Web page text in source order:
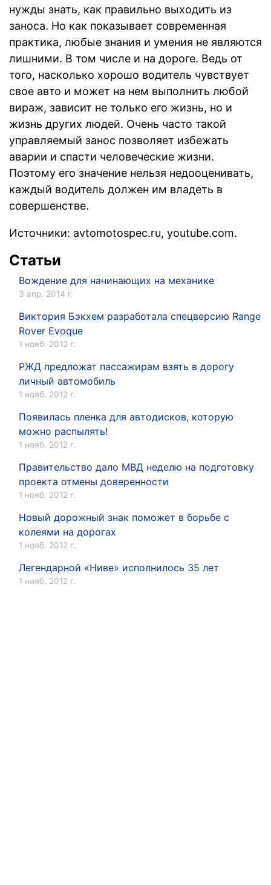
нужды знать, как правильно выходить из
заноса. Но как показывает современная
практика, любые знания и умения не являются
лишними. В том числе и на дороге. Ведь от
того, насколько хорошо водитель чувствует
свое авто и может на нем выполнить любой
вираж, зависит не только его жизнь, но и
жизнь других людей. Очень часто такой
управляемый занос позволяет избежать
аварии и спасти человеческие жизни.
Поэтому его значение нельзя недооценивать,
каждый водитель должен им владеть в
совершенстве.
Источники: avtomotospec.ru, youtube.com.
Статьи
Вождение для начинающих на механике
3 апр. 2014 г.
Виктория Бэкхем разработала спецверсию Range
Rover Evoque
1 нояб. 2012 г.
РЖД предложат пассажирам взять в дорогу
личный автомобиль
1 нояб. 2012 г.
Появилась пленка для автодисков, которую
можно распылять!
1 нояб. 2012 г.
Правительство дало МВД неделю на подготовку
проекта отмены доверенности
1 нояб. 2012 г.
Новый дорожный знак поможет в борьбе с
колеями на дорогах
1 нояб. 2012 г.
Легендарной «Ниве» исполнилось 35 лет
1 нояб. 2012 г.